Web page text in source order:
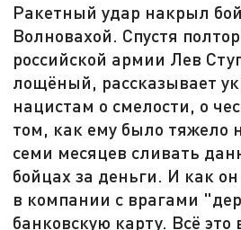
Ракетный удар накрыл
Волновахой. Спустя
российской армии Лев
лощёный, рассказывает
нацистам о смелости, о
том, как ему было тяжело
семи месяцев сливать
бойцах за деньги. И как
в компании с врагами
банковскую карту. Всё это